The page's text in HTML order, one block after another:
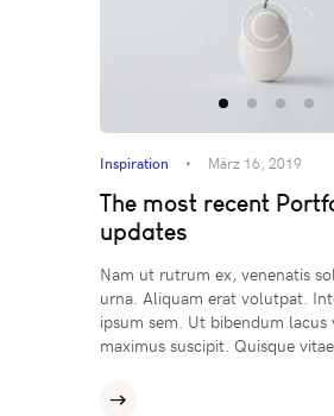
Inspiration März 16, 2019
The most recent
updates
Nam ut rutrum ex, venenatis
urna. Aliquam erat volutpat.
ipsum sem. Ut bibendum lacus
maximus suscipit. Quisque